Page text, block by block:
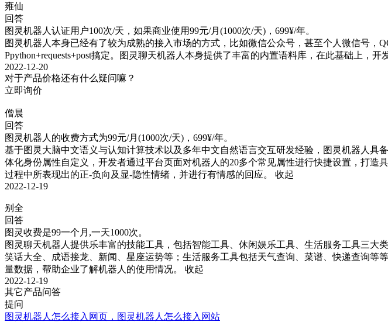
雍仙
回答
图灵机器人认证用户100次/天，如果商业使用99元/月(1000次/天)，699¥/年。
图灵机器人本身已经有了较为成熟的接入市场的方式，比如微信公众号，甚至个人微信号
Ppython+requests+post搞定。图灵聊天机器人本身提供了丰富的内置语料库，在此基础上，
2022-12-20
对于产品价格还有什么疑问嘛？
立即询价
僧晨
回答
图灵机器人的收费方式为99元/月(1000次/天)，699¥/年。
基于图灵大脑中文语义与认知计算技术以及多年中文自然语言交互研发经验，图灵机器人
体化身份属性自定义，开发者通过平台页面对机器人的20多个常见属性进行快捷设置，打
过程中所表现出的正-负向及显-隐性情绪，并进行有情感的回应。
收起
2022-12-19
别全
回答
图灵收费是99一个月,一天1000次。
图灵聊天机器人提供乐丰富的技能工具，包括智能工具、休闲娱乐工具、生活服务工具三
笑话大全、成语接龙、新闻、星座运势等；生活服务工具包括天气查询、菜谱、快递查询
量数据，帮助企业了解机器人的使用情况。
收起
2022-12-19
其它产品问答
提问
图灵机器人怎么接入网页，图灵机器人怎么接入网站